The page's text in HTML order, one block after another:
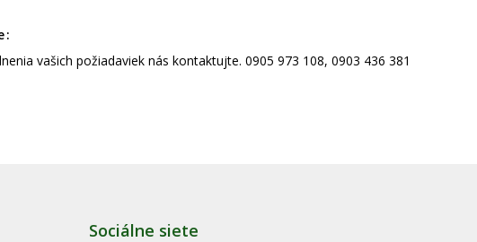
vašich požiadaviek nás kontaktujte. 0905 973 108, 0903 436 381
Sociálne siete